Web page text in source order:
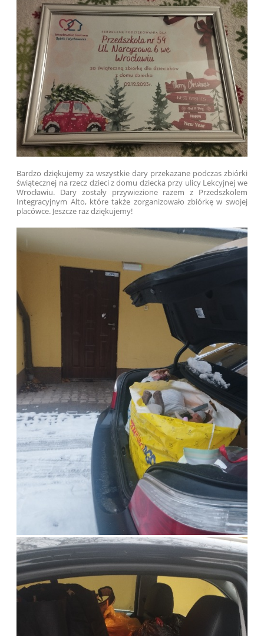
Bardzo dziękujemy za wszystkie dary przekazane podczas zbiórki
świątecznej na rzecz dzieci z domu dziecka przy ulicy Lekcyjnej we
Wrocławiu. Dary zostały przywiezione razem z Przedszkolem
Integracyjnym Alto, które także zorganizowało zbiórkę w swojej
placówce. Jeszcze raz dziękujemy!